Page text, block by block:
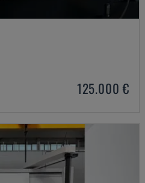
125.000 €